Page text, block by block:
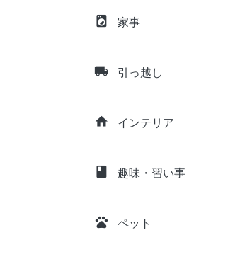
local_laundry_service 家事
local_shipping 引っ越し
home インテリア
class 趣味・習い事
pets ペット